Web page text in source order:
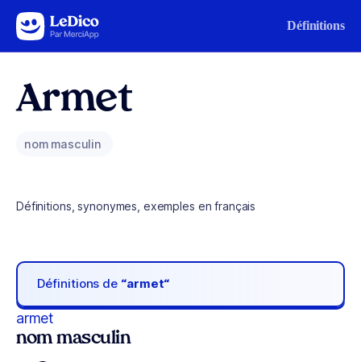
Aller au contenu Définitions
Armet
nom masculin
Définitions, synonymes, exemples en français
Définitions de “armet“
armet
nom masculin